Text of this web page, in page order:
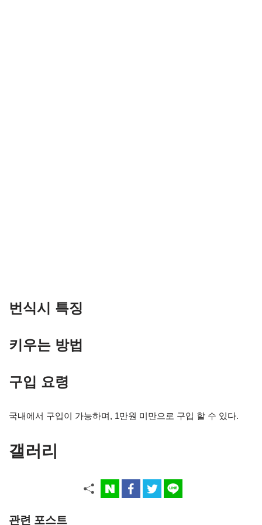
번식시 특징
키우는 방법
구입 요령
국내에서 구입이 가능하며, 1만원 미만으로 구입 할 수 있다.
갤러리
관련 포스트